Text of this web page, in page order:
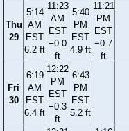
Thu
29
5:14
AM
EST
6.2 ft
11:23
AM
EST
−0.0
ft
5:40
PM
EST
4.9 ft
11:21
PM
EST
−0.7
ft
Fri
30
6:19
AM
EST
6.4 ft
12:22
PM
EST
−0.3
ft
6:43
PM
EST
5.2 ft